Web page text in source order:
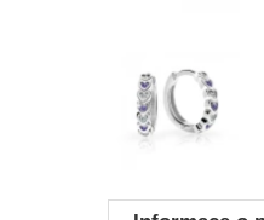
Fotografie